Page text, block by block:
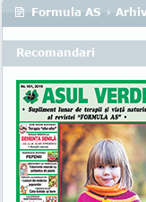
Formula AS ›
Recomandari